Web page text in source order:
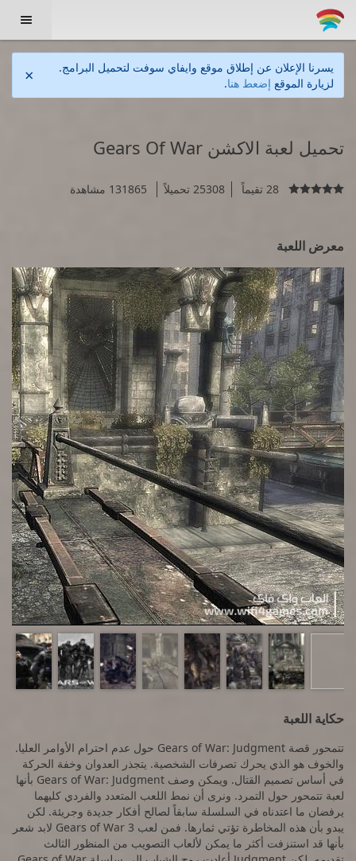

يسرنا الإعلان عن إطلاق موقع وايفاي سوفت لتحميل البرامج.
لزيارة الموقع إضعط هنا.
×
تحميل لعبة الاكشن Gears Of War
 28 تقيماً 25308 تحميلاً 131865 مشاهدة
معرض اللعبة
حكاية اللعبة
تتمحور قصة Gears of War: Judgment حول عدم احترام الأوامر العليا.
والخوف هو الذي يحرك تصرفات الشخصية. يتجذر العدوان وخفة الحركة
في أساس تصميم القتال. ويمكن وصف Gears of War: Judgment بأنها
لعبة تتمحور حول التمرد. ونرى أن نمط اللعب المتعدد والفردي كليهما
يرفضان ما اعتدناه في السلسلة سابقاً لصالح أفكار جديدة وجريئة. لكن
يبدو بأن هذه المخاطرة تؤتي ثمارها. فمن لعب Gears of War 3 لابد شعر
بأنها قد استنزفت أكثر ما يمكن لألعاب التصويب من المنظور الثالث